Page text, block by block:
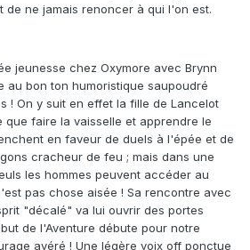
de ne jamais renoncer à qui l'on est.
jeunesse chez Oxymore avec Brynn
au bon ton humoristique saupoudré
! On y suit en effet la fille de Lancelot
que faire la vaisselle et apprendre le
en faveur de duels à l'épée et de
cracheur de feu ; mais dans une
les hommes peuvent accéder au
pas chose aisée ! Sa rencontre avec
"décalé" va lui ouvrir des portes
de l'Aventure débute pour notre
avéré ! Une légère voix off ponctue